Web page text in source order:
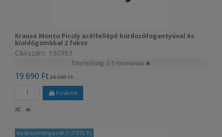
Krause Monto Picoly acélfellépő hordozófogantyúval és
kioldógombbal 2 fokos
Cikkszám: 130983
Elérhetőség: 2-3 munkanap
19 690 Ft 26 243 Ft
Kosárba
Kedvezményes ár/ -7 372 Ft